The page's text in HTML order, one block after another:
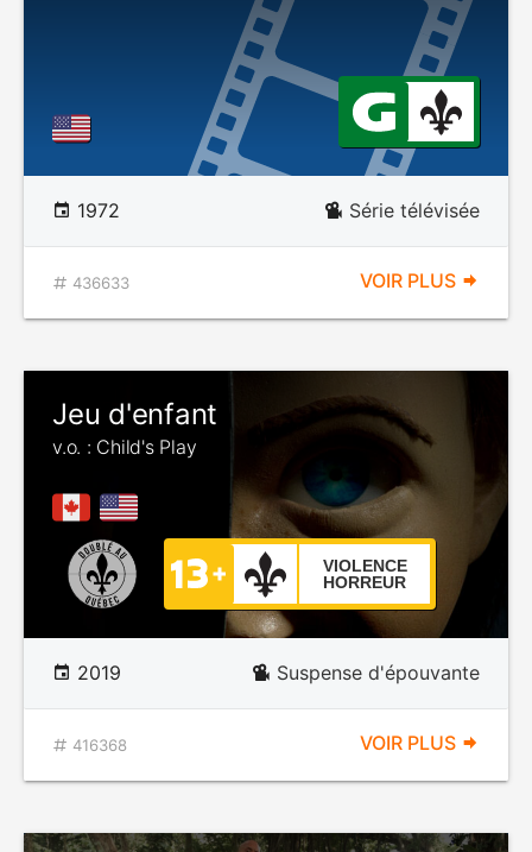
1972 Série télévisée
436633 VOIR PLUS
Jeu d'enfant
v.o. : Child's Play
VIOLENCE
HORREUR
2019 Suspense d'épouvante
416368 VOIR PLUS